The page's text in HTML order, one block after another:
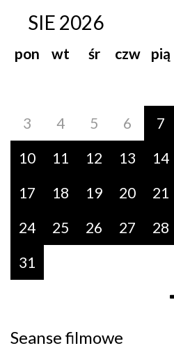
SIE 2026
pon wt śr czw pią
3
4 5 6 7
10
11 12 13 14
17
18 19 20 21
24
25 26 27 28
31
Seanse filmowe